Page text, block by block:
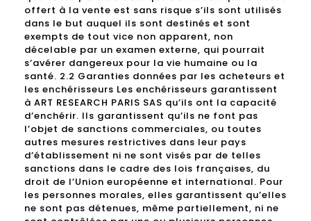
offert à la vente est sans risque s’ils sont utilisés
dans le but auquel ils sont destinés et sont
exempts de tout vice non apparent, non
décelable par un examen externe, qui pourrait
s’avérer dangereux pour la vie humaine ou la
santé. 2.2 Garanties données par les acheteurs et
les enchérisseurs Les enchérisseurs garantissent
à ART RESEARCH PARIS SAS qu’ils ont la capacité
d’enchérir. Ils garantissent qu’ils ne font pas
l’objet de sanctions commerciales, ou toutes
autres mesures restrictives dans leur pays
d’établissement ni ne sont visés par de telles
sanctions dans le cadre des lois françaises, du
droit de l’Union européenne et international. Pour
les personnes morales, elles garantissent qu’elles
ne sont pas détenues, même partiellement, ni ne